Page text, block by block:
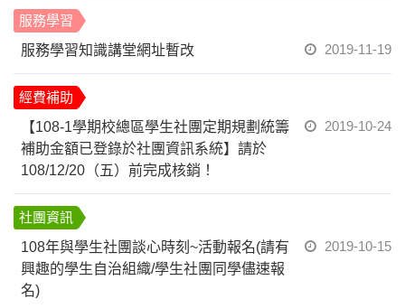
服務學習
服務學習知識講堂網址暫改
2019-11-19
經費補助
【108-1學期校總區學生社團定期規劃統籌
補助金額已登錄於社團資訊系統】請於
108/12/20（五）前完成核銷！
2019-10-24
社團資訊
108年與學生社團談心時刻~活動報名(請有
興趣的學生自治組織/學生社團同學儘速報
名)
2019-10-15